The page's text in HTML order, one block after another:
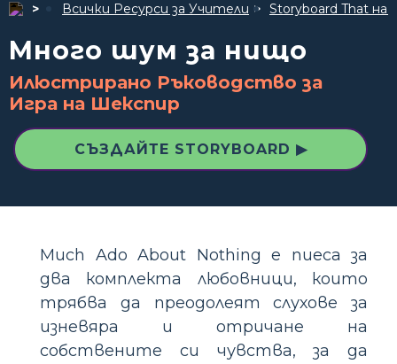
Всички Ресурси за Учители Storyboard That
Много шум за нищо
Илюстрирано Ръководство за
Игра на Шекспир
СЪЗДАЙТЕ STORYBOARD ▶
Much Ado About Nothing е пиеса за
два комплекта любовници, които
трябва да преодолеят слухове за
изневяра и отричане на
собствените си чувства, за да